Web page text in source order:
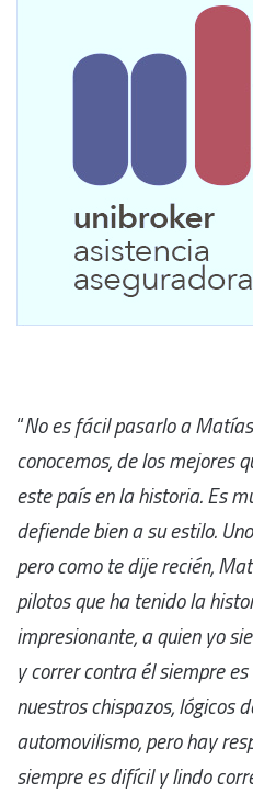
“No es fácil pasarlo a
conocemos, de los mejores
este país en la historia. Es
defiende bien a su estilo.
pero como te dije recién,
pilotos que ha tenido la
impresionante, a quien yo
y correr contra él siempre
nuestros chispazos, lógicos
automovilismo, pero hay
siempre es difícil y lindo